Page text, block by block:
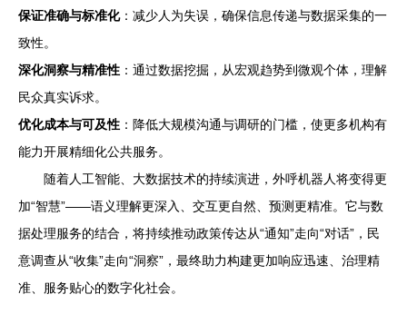
保证准确与标准化：减少人为失误，确保信息传递与数据采集的一
致性。
深化洞察与精准性 ：通过数据挖掘，从宏观趋势到微观个体，理解
民众真实诉求。
优化成本与可及性 ：降低大规模沟通与调研的门槛，使更多机构有
能力开展精细化公共服务。
随着人工智能、大数据技术的持续演进，外呼机器人将变得更
加“智慧”——语义理解更深入、交互更自然、预测更精准。它与数
据处理服务的结合，将持续推动政策传达从“通知”走向“对话”，民
意调查从“收集”走向“洞察”，最终助力构建更加响应迅速、治理精
准、服务贴心的数字化社会。